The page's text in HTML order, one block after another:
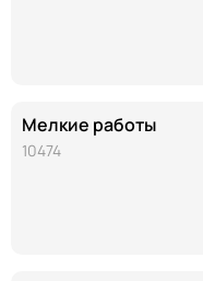
Мелкие работы
10474